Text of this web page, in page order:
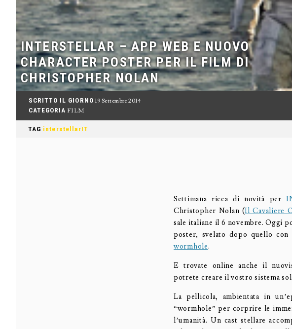
INTERSTELLAR – APP WEB E NUOVO
CHARACTER POSTER PER IL FILM DI
CHRISTOPHER NOLAN
SCRITTO IL GIORNO 19 Settembre 2014
CATEGORIA FILM
TAG interstellarIT
Settimana ricca di novità per
Christopher Nolan (Il Cavaliere
sale italiane il 6 novembre. Oggi
poster, svelato dopo quello con
wormhole.
E trovate online anche il
potrete creare il vostro sistema
La pellicola, ambientata in
“wormhole” per corprire le
l’umanità. Un cast stellare